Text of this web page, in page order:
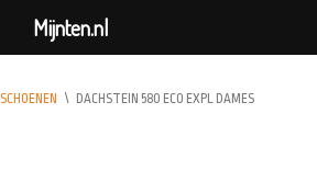
SCHOENEN \ DACHSTEIN 580 ECO EXPL DAMES
Mijnten.nl